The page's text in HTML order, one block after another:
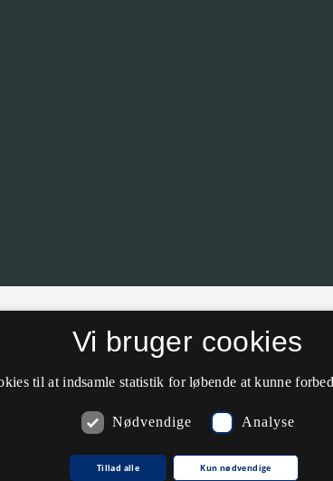
Hvis nålen ikke er helt korrekt placeret vil vi meget gerne
Kommentarer
Vi bruger cookies
til at indsamle statistik for løbende at kunne
Nødvendige Analyse
Tillad alle Kun nødvendige